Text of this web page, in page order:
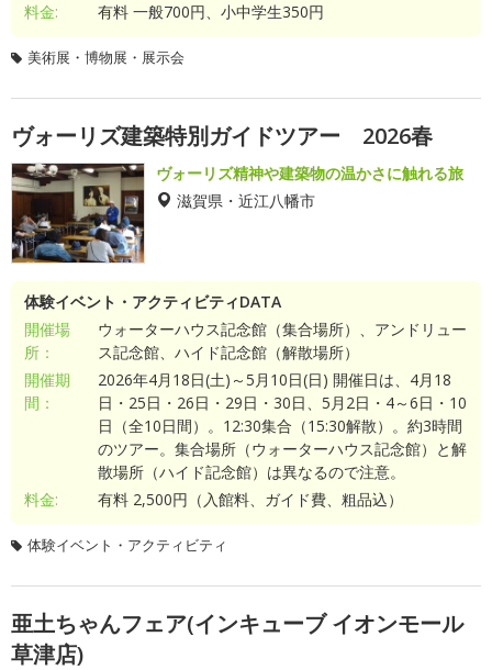
料金:
有料 一般700円、小中学生350円
美術展・博物展・展示会
ヴォーリズ建築特別ガイドツアー 2026春
ヴォーリズ精神や建築物の温かさに触れる旅
滋賀県・近江八幡市
体験イベント・アクティビティDATA
開催場
所：
ウォーターハウス記念館（集合場所）、アンドリュー
ス記念館、ハイド記念館（解散場所）
開催期
間：
2026年4月18日(土)～5月10日(日) 開催日は、4月18
日・25日・26日・29日・30日、5月2日・4～6日・10
日（全10日間）。12:30集合（15:30解散）。約3時間
のツアー。集合場所（ウォーターハウス記念館）と解
散場所（ハイド記念館）は異なるので注意。
料金:
有料 2,500円（入館料、ガイド費、粗品込）
体験イベント・アクティビティ
亜土ちゃんフェア(インキューブ イオンモール
草津店)